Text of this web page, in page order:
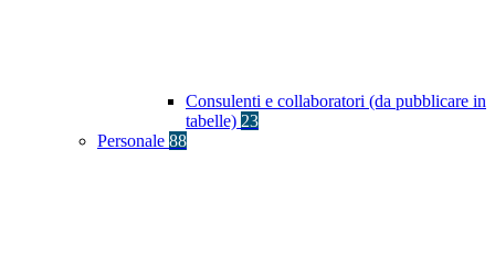
Consulenti e collaboratori (da pubblicare in
tabelle) 23
Personale 88